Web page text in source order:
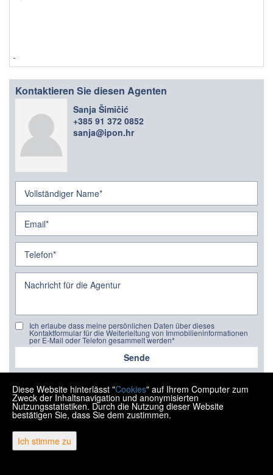
-
Kontaktieren Sie diesen Agenten
Sanja Šimičić
+385 91 372 0852
sanja@ipon.hr
Ich erlaube dass meine persönlichen Daten über dieses
Kontaktformular für die Weiterleitung von Immobilieninformationen
per E-Mail oder Telefon gesammelt werden*
Sende
Fester Umrechnungskurs 1 EUR = 7,53450 HRK
Web Design & Powered by
Diese Website hinterlässt "Cookies" auf Ihrem Computer zum
Zweck der Inhaltsnavigation und anonymisierten
Nutzungsstatistiken. Durch die Nutzung dieser Website
bestätigen Sie, dass Sie dem zustimmen.
Ich stimme zu